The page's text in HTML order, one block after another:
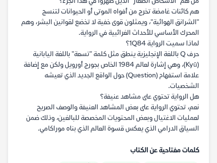
هم كائنات غامضة تخرج من أفواه الموتى أو الحيوانات لتنسج
"الشرانق الهوائية"، ويمثلون قوى خفية لا تخضع لقوانين البشر، وهم
المحرك الأساسي للأحداث الغرائبية في الرواية.
لماذا سميت الرواية 1Q84؟
حرف Q باللغة الإنجليزية ينطق مثل كلمة "تسعة" باللغة اليابانية
(Kyū)، وهي إشارة لعالم 1984 الخاص بجورج أورويل ولكن مع إضافة
علامة استفهام (Question) حول الواقع الجديد الذي تعيشه
الشخصيات.
هل الرواية تحتوي على مشاهد عنيفة؟
نعم، تحتوي الرواية على بعض المشاهد العنيفة والوصف الصريح
لعمليات الاغتيال وبعض المحتويات المخصصة للبالغين، وذلك ضمن
السياق الدرامي الذي يعكس قسوة العالم الذي بناه موراكامي.
كلمات مفتاحية عن الكتاب